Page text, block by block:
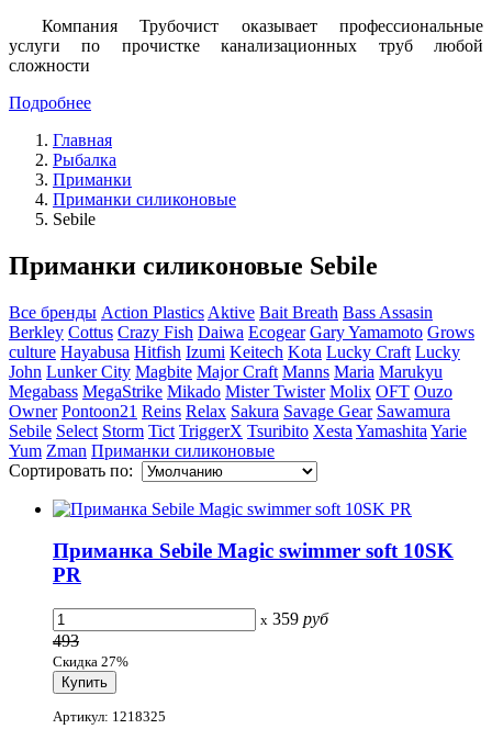
Компания Трубочист оказывает профессиональные
услуги по прочистке канализационных труб любой
сложности
Подробнее
Главная
Рыбалка
Приманки
Приманки силиконовые
Sebile
Приманки силиконовые Sebile
Все бренды Action Plastics Aktive Bait Breath Bass Assasin
Berkley Cottus Crazy Fish Daiwa Ecogear Gary Yamamoto Grows
culture Hayabusa Hitfish Izumi Keitech Kota Lucky Craft Lucky
John Lunker City Magbite Major Craft Manns Maria Marukyu
Megabass MegaStrike Mikado Mister Twister Molix OFT Ouzo
Owner Pontoon21 Reins Relax Sakura Savage Gear Sawamura
Sebile Select Storm Tict TriggerX Tsuribito Xesta Yamashita Yarie
Yum Zman Приманки силиконовые
Сортировать по:
Приманка Sebile Magic swimmer soft 10SK
PR
x 359 руб
493
Скидка 27%
Артикул: 1218325